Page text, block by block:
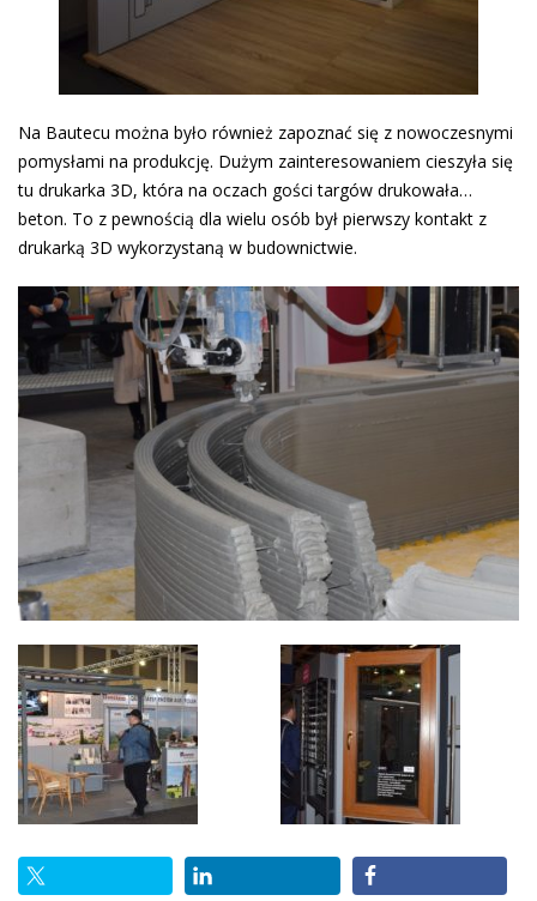
Na Bautecu można było również zapoznać się z nowoczesnymi
pomysłami na produkcję. Dużym zainteresowaniem cieszyła się
tu drukarka 3D, która na oczach gości targów drukowała…
beton. To z pewnością dla wielu osób był pierwszy kontakt z
drukarką 3D wykorzystaną w budownictwie.